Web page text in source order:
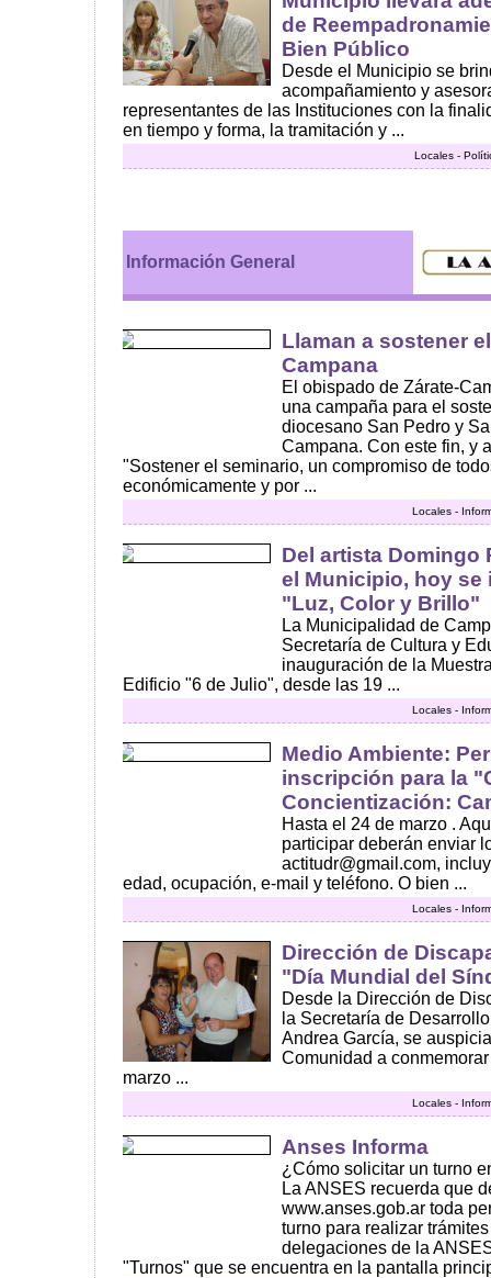
de
Bien Público
Desde el Municipio se
acompañamiento y
representantes de las Instituciones con la
en tiempo y forma, la tramitación y ...
Locales -
Información General
Llaman a sostener
Campana
El obispado de Zárate-
una campaña para el
diocesano San Pedro y
Campana. Con este fin, y
"Sostener el seminario, un compromiso de
económicamente y por ...
Locales -
Del artista Domingo
el Municipio, hoy se
"Luz, Color y Brillo"
La Municipalidad de
Secretaría de Cultura y
inauguración de la
Edificio "6 de Julio", desde las 19 ...
Locales -
Medio Ambiente:
inscripción para la
Concientización:
Hasta el 24 de marzo .
participar deberán enviar
actitudr@gmail.com,
edad, ocupación, e-mail y teléfono. O bien ...
Locales -
Dirección de
"Día Mundial del
Desde la Dirección de
la Secretaría de
Andrea García, se
Comunidad a
marzo ...
Locales -
Anses Informa
¿Cómo solicitar un turno
La ANSES recuerda que
www.anses.gob.ar toda
turno para realizar
delegaciones de la
"Turnos" que se encuentra en la pantalla